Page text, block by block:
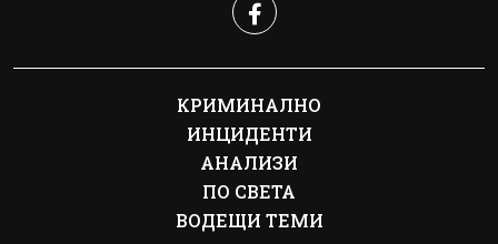
КРИМИНАЛНО
ИНЦИДЕНТИ
АНАЛИЗИ
ПО СВЕТА
ВОДЕЩИ ТЕМИ